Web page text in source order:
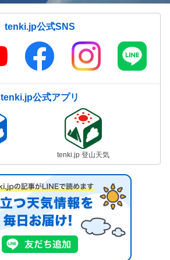
tenki.jp公式SNS
tenki.jp公式アプリ
tenki.jp 登山天気